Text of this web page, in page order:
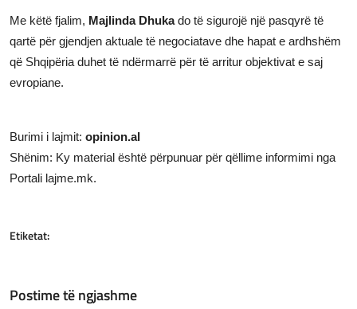
Me këtë fjalim, Majlinda Dhukado të sigurojë një pasqyrë të
qartë për gjendjen aktuale të negociatave dhe hapat e ardhshëm
që Shqipëria duhet të ndërmarrë për të arritur objektivat e saj
evropiane.
Burimi i lajmit: opinion.al
Shënim: Ky material është përpunuar për qëllime informimi nga
Portali lajme.mk.
Etiketat:
Postime të ngjashme